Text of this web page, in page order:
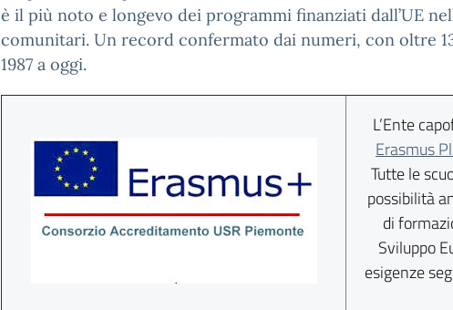
è il più noto e longevo dei programmi finanziati dall’UE
comunitari. Un record confermato dai numeri, con oltre
1987 a oggi.
L’Ente
Erasmus
Tutte le
possibilità
di
Sviluppo
esigenze